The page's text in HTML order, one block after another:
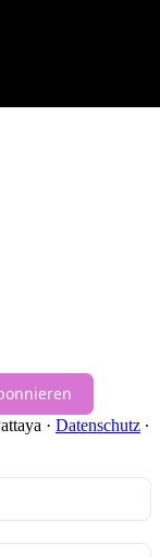
· Datenschutz ∙